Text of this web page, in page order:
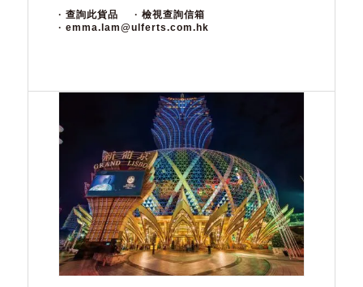
· 查詢此貨品
· 檢視查詢信箱
· emma.lam@ulferts.com.hk